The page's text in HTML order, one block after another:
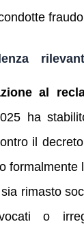
al
ha
il
formalmente
rimasto
o